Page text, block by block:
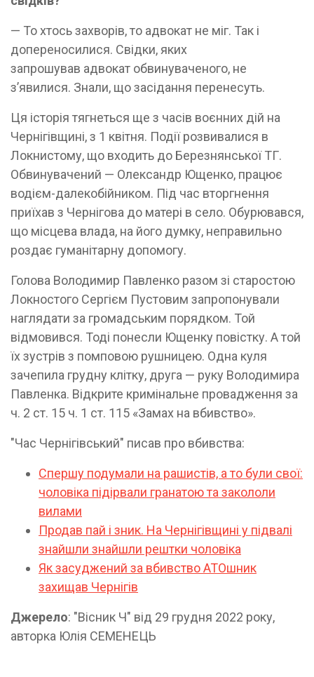
— То хтось захворів, то адвокат не міг. Так і
допереносилися. Свідки, яких
запрошував адвокат обвинуваченого, не
з’явилися. Знали, що засідання перенесуть.
Ця історія тягнеться ще з часів воєнних дій на
Чернігівщині, з 1 квітня. Події розвивалися в
Локнистому, що входить до Березнянської ТГ.
Обвинувачений — Олександр Ющенко, працює
водієм-далекобійником. Під час вторгнення
приїхав з Чернігова до матері в село. Обурювався,
що місцева влада, на його думку, неправильно
роздає гуманітарну допомогу.
Голова Володимир Павленко разом зі старостою
Локностого Сергієм Пустовим запропонували
наглядати за громадським порядком. Той
відмовився. Тоді понесли Ющенку повістку. А той
їх зустрів з помповою рушницею. Одна куля
зачепила грудну клітку, друга — руку Володимира
Павленка. Відкрите кримінальне провадження за
ч. 2 ст. 15 ч. 1 ст. 115 «Замах на вбивство».
"Час Чернігівський" писав про вбивства:
Спершу подумали на рашистів, а то були свої:
чоловіка підірвали гранатою та закололи
вилами
Продав пай і зник. На Чернігівщині у підвалі
знайшли знайшли рештки чоловіка
Як засуджений за вбивство АТОшник
захищав Чернігів
Джерело: "Вісник Ч" від 29 грудня 2022 року,
авторка Юлія СЕМЕНЕЦЬ